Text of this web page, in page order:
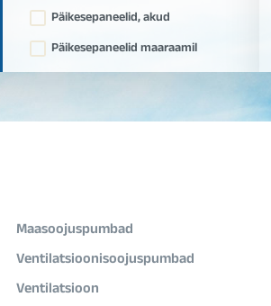
Päikesepaneelid, akud
Päikesepaneelid maaraamil
Maasoojuspumbad
Ventilatsioonisoojuspumbad
Ventilatsioon